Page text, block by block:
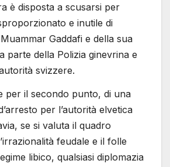
è disposta a scusarsi per
e inutile di
Gaddafi e della sua
parte della Polizia ginevrina e
svizzere.
per il secondo punto, di una
per l’autorità elvetica
se si valuta il quadro
feudale e il folle
libico, qualsiasi diplomazia